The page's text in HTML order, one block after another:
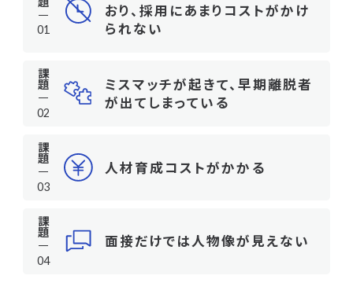
おり、採用にあまりコストがかけ
られない
課題 ミスマッチが起きて、早期離脱者
が出てしまっている
課題
人材育成コストがかかる
課題
面接だけでは人物像が見えない